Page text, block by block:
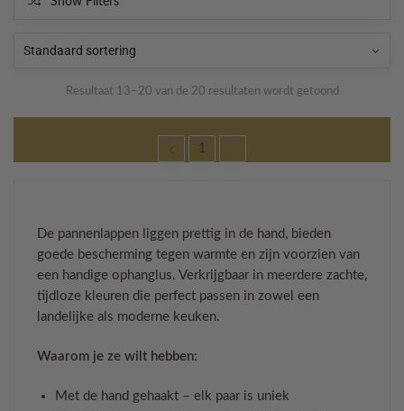
Resultaat 13–20 van de 20 resultaten wordt getoond
1
De pannenlappen liggen prettig in de hand, bieden
goede bescherming tegen warmte en zijn voorzien van
een handige ophanglus. Verkrijgbaar in meerdere zachte,
tijdloze kleuren die perfect passen in zowel een
landelijke als moderne keuken.
Waarom je ze wilt hebben:
Met de hand gehaakt – elk paar is uniek